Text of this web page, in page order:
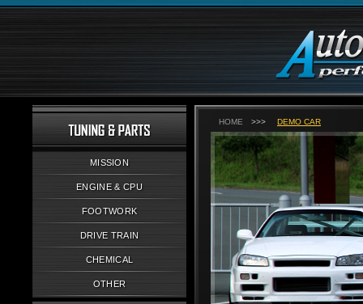
MISSION
ENGINE & CPU
FOOTWORK
DRIVE TRAIN
CHEMICAL
OTHER
HOME >>> DEMO CAR